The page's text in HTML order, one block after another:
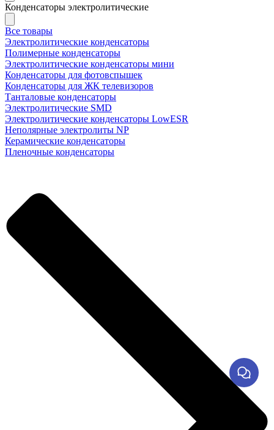
Конденсаторы электролитические
Все товары
Электролитические конденсаторы
Полимерные конденсаторы
Электролитические конденсаторы мини
Конденсаторы для фотовспышек
Конденсаторы для ЖК телевизоров
Танталовые конденсаторы
Электролитические SMD
Электролитические конденсаторы LowESR
Неполярные электролиты NP
Керамические конденсаторы
Пленочные конденсаторы